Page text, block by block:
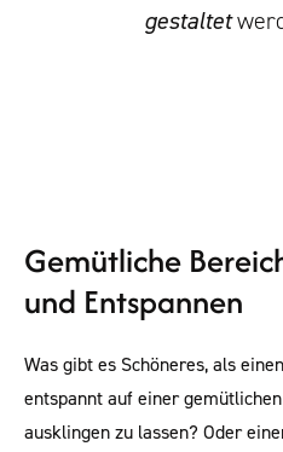
gestaltet
Gemütliche
und Entspannen
Was gibt es Schöneres, als
entspannt auf einer
ausklingen zu lassen? Oder